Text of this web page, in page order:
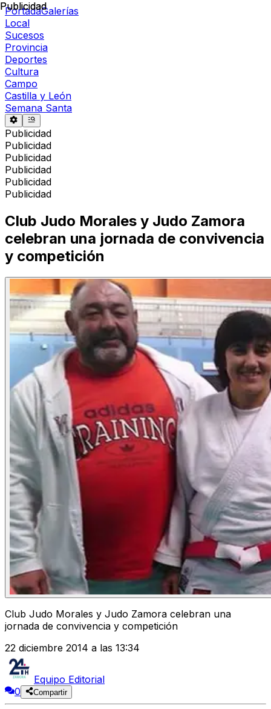
PortadaGalerías
Local
Sucesos
Provincia
Deportes
Cultura
Campo
Castilla y León
Semana Santa
Publicidad
Publicidad
Publicidad
Publicidad
Publicidad
Publicidad
Publicidad
Club Judo Morales y Judo Zamora
celebran una jornada de convivencia
y competición
Club Judo Morales y Judo Zamora celebran una
jornada de convivencia y competición
22 diciembre 2014 a las 13:34
Equipo Editorial
0
Compartir
Publicidad